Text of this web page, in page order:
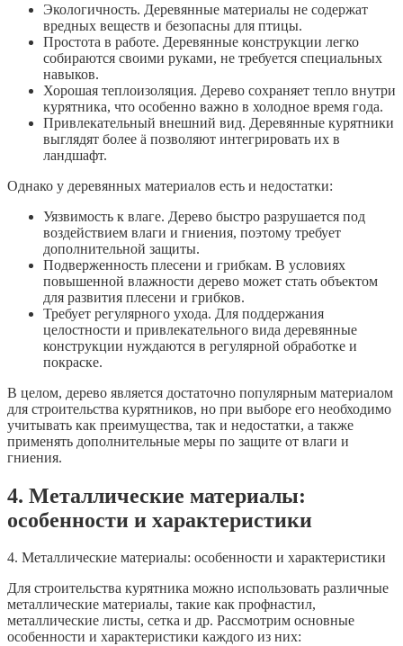
Экологичность. Деревянные материалы не содержат
вредных веществ и безопасны для птицы.
Простота в работе. Деревянные конструкции легко
собираются своими руками, не требуется специальных
навыков.
Хорошая теплоизоляция. Дерево сохраняет тепло внутри
курятника, что особенно важно в холодное время года.
Привлекательный внешний вид. Деревянные курятники
выглядят более ä позволяют интегрировать их в
ландшафт.
Однако у деревянных материалов есть и недостатки:
Уязвимость к влаге. Дерево быстро разрушается под
воздействием влаги и гниения, поэтому требует
дополнительной защиты.
Подверженность плесени и грибкам. В условиях
повышенной влажности дерево может стать объектом
для развития плесени и грибков.
Требует регулярного ухода. Для поддержания
целостности и привлекательного вида деревянные
конструкции нуждаются в регулярной обработке и
покраске.
В целом, дерево является достаточно популярным материалом
для строительства курятников, но при выборе его необходимо
учитывать как преимущества, так и недостатки, а также
применять дополнительные меры по защите от влаги и
гниения.
4. Металлические материалы:
особенности и характеристики
4. Металлические материалы: особенности и характеристики
Для строительства курятника можно использовать различные
металлические материалы, такие как профнастил,
металлические листы, сетка и др. Рассмотрим основные
особенности и характеристики каждого из них: